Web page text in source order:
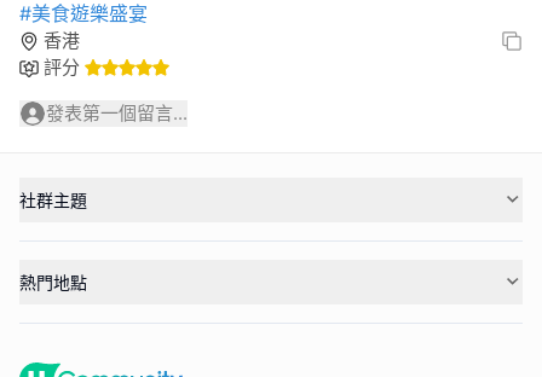
#美食遊樂盛宴
香港
評分
發表第一個留言...
社群主題
熱門地點